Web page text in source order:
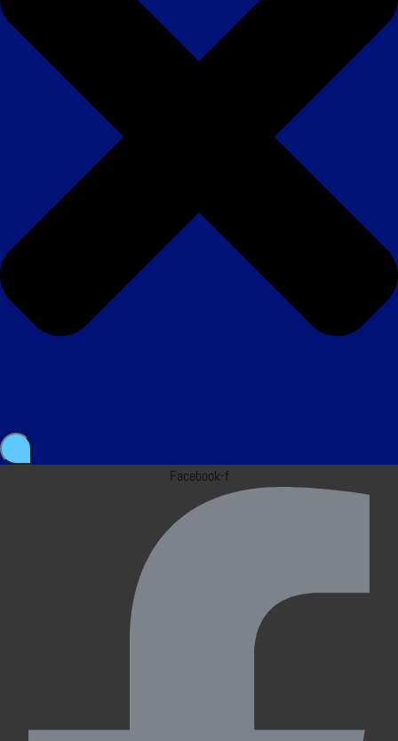
Facebook-f